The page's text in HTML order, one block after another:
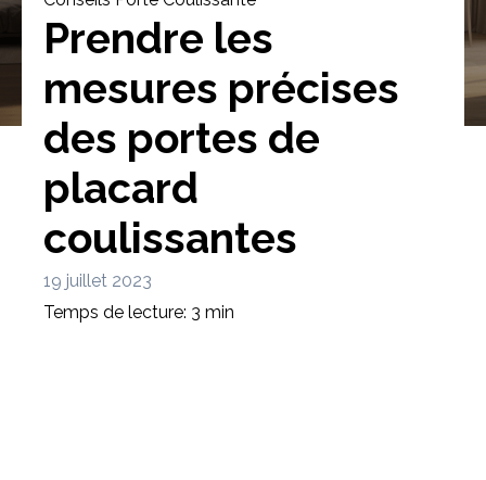
Bibliothèque Meuble tv
Prendre les
mesures précises
des portes de
placard
coulissantes
19 juillet 2023
Temps de lecture: 3 min